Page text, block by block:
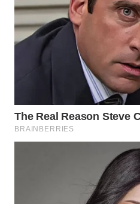
WAHANA
OTOMOTIF
WAHANA
DESA